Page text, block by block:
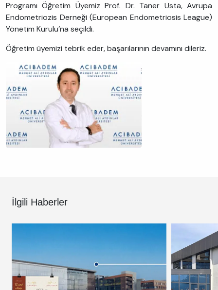
Programı Öğretim Üyemiz Prof. Dr. Taner Usta, Avrupa
Endometriozis Derneği (European Endometriosis League)
Yönetim Kurulu’na seçildi.
Öğretim üyemizi tebrik eder, başarılarının devamını dileriz.
İlgili Haberler